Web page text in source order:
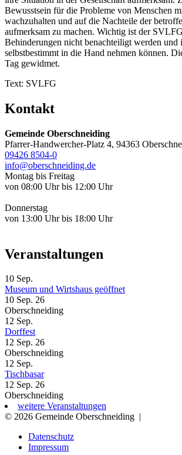
Bewusstsein für die Probleme von Menschen
wachzuhalten und auf die Nachteile der
aufmerksam zu machen. Wichtig ist der
Behinderungen nicht benachteiligt werden und
selbstbestimmt in die Hand nehmen können.
Tag gewidmet.
Text: SVLFG
Kontakt
Gemeinde Oberschneiding
Pfarrer-Handwercher-Platz 4, 94363
09426 8504-0
info@oberschneiding.de
Montag bis Freitag
von 08:00 Uhr bis 12:00 Uhr
Donnerstag
von 13:00 Uhr bis 18:00 Uhr
Veranstaltungen
10 Sep.
Museum und Wirtshaus geöffnet
10 Sep. 26
Oberschneiding
12 Sep.
Dorffest
12 Sep. 26
Oberschneiding
12 Sep.
Tischbasar
12 Sep. 26
Oberschneiding
weitere Veranstaltungen
© 2026 Gemeinde Oberschneiding |
Datenschutz
Impressum